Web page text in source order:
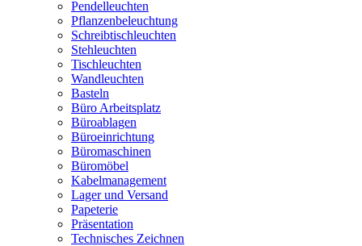
Pendelleuchten
Pflanzenbeleuchtung
Schreibtischleuchten
Stehleuchten
Tischleuchten
Wandleuchten
Basteln
Büro Arbeitsplatz
Büroablagen
Büroeinrichtung
Büromaschinen
Büromöbel
Kabelmanagement
Lager und Versand
Papeterie
Präsentation
Technisches Zeichnen